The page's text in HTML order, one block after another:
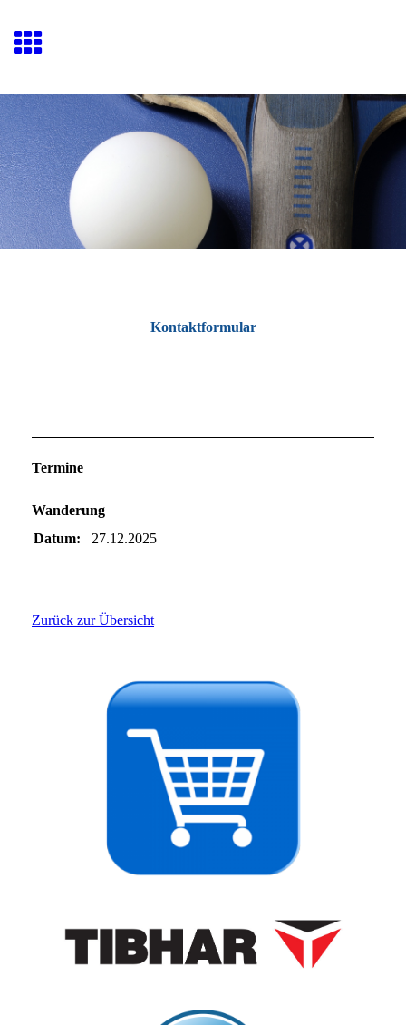
Kontaktformular
Termine
Wanderung
Datum:
27.12.2025
Zurück zur Übersicht